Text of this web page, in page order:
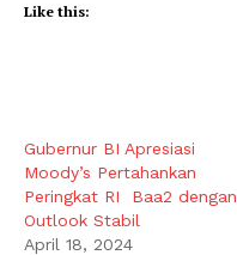
Like this:
Gubernur BI Apresiasi
Moody’s Pertahankan
Peringkat RI Baa2 dengan
Outlook Stabil
April 18, 2024